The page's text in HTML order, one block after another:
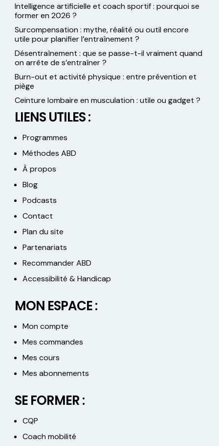
Intelligence artificielle et coach sportif : pourquoi se
former en 2026 ?
Surcompensation : mythe, réalité ou outil encore
utile pour planifier l’entraînement ?
Désentraînement : que se passe-t-il vraiment quand
on arrête de s’entraîner ?
Burn-out et activité physique : entre prévention et
piège
Ceinture lombaire en musculation : utile ou gadget ?
LIENS UTILES :
Programmes
Méthodes ABD
À propos
Blog
Podcasts
Contact
Plan du site
Partenariats
Recommander ABD
Accessibilité & Handicap
MON ESPACE :
Mon compte
Mes commandes
Mes cours
Mes abonnements
SE FORMER :
CQP
Coach mobilité